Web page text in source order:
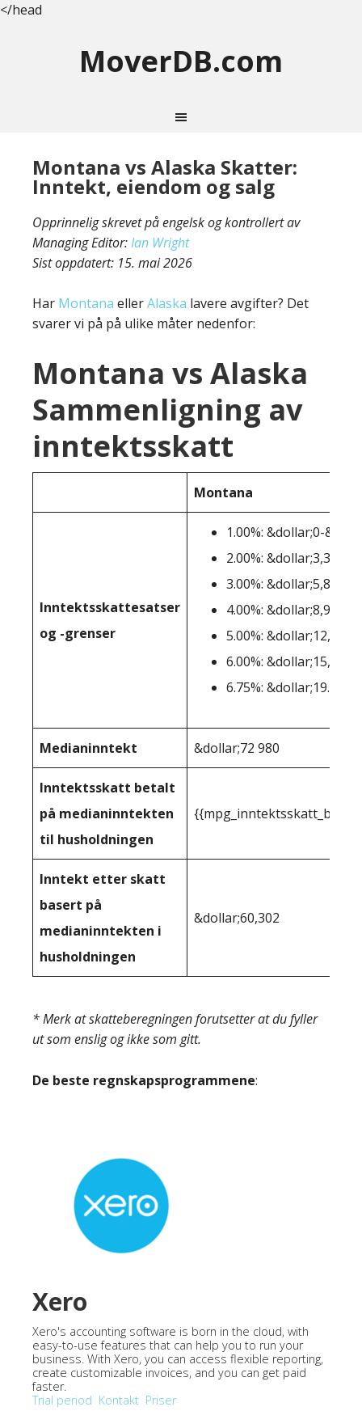
</head
MoverDB.com
Montana vs Alaska Skatter:
Inntekt, eiendom og salg
Opprinnelig skrevet på engelsk og kontrollert av
Managing Editor:Ian Wright
Sist oppdatert: 15. mai 2026
Har Montana ellerAlaska lavere avgifter? Det
svarer vi på på ulike måter nedenfor:
Montana vs Alaska
Sammenligning av
inntektsskatt
Montana
Inntektsskattesatser
og -grenser
1.00%: &dollar;0-
2.00%: &dollar;3,301-
3.00%: &dollar;5,801-
4.00%: &dollar;8,901-
5.00%:
6.00%:
6.75%: &dollar;19.801+
Medianinntekt &dollar;72 980
Inntektsskatt betalt
på medianinntekten
til husholdningen
Inntekt etter skatt
basert på
medianinntekten i
husholdningen
&dollar;60,302
* Merk at skatteberegningen forutsetter at du fyller
ut som enslig og ikke som gitt.
De beste regnskapsprogrammene:
Xero
Xero's accounting software is born in the cloud, with
easy-to-use features that can help you to run your
business. With Xero, you can access flexible reporting,
create customizable invoices, and you can get paid
faster.
Trial period Kontakt Priser